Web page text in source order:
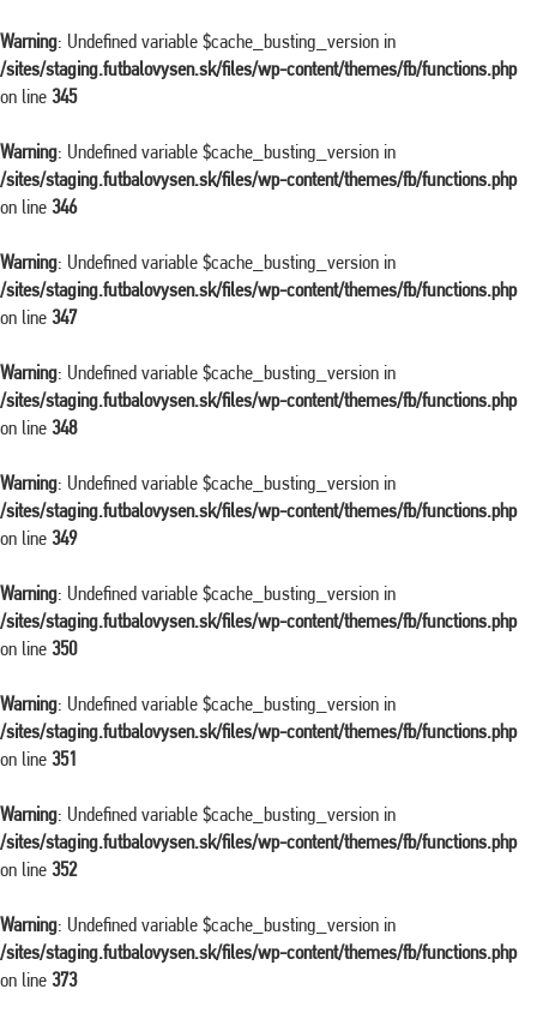
Warning: Undefined variable $cache_busting_version in
/sites/staging.futbalovysen.sk/files/wp-content/themes/fb/functions.php
on line 345
Warning: Undefined variable $cache_busting_version in
/sites/staging.futbalovysen.sk/files/wp-content/themes/fb/functions.php
on line 346
Warning: Undefined variable $cache_busting_version in
/sites/staging.futbalovysen.sk/files/wp-content/themes/fb/functions.php
on line 347
Warning: Undefined variable $cache_busting_version in
/sites/staging.futbalovysen.sk/files/wp-content/themes/fb/functions.php
on line 348
Warning: Undefined variable $cache_busting_version in
/sites/staging.futbalovysen.sk/files/wp-content/themes/fb/functions.php
on line 349
Warning: Undefined variable $cache_busting_version in
/sites/staging.futbalovysen.sk/files/wp-content/themes/fb/functions.php
on line 350
Warning: Undefined variable $cache_busting_version in
/sites/staging.futbalovysen.sk/files/wp-content/themes/fb/functions.php
on line 351
Warning: Undefined variable $cache_busting_version in
/sites/staging.futbalovysen.sk/files/wp-content/themes/fb/functions.php
on line 352
Warning: Undefined variable $cache_busting_version in
/sites/staging.futbalovysen.sk/files/wp-content/themes/fb/functions.php
on line 373